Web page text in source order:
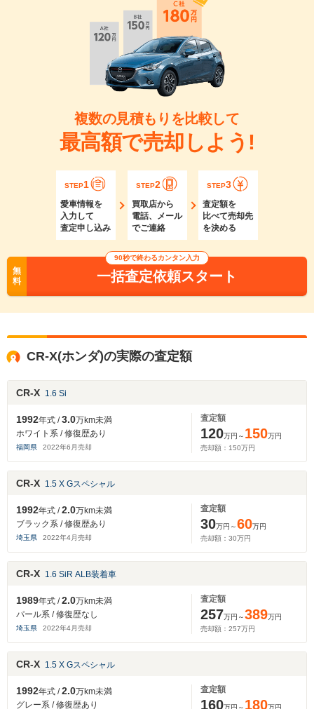
複数の見積もりを比較して
最高額で売却しよう!
STEP1
愛車情報を
入力して
査定申し込み
STEP2
買取店から
電話、メール
でご連絡
STEP3
査定額を
比べて売却先
を決める
無
料
90秒で終わるカンタン入力
一括査定依頼スタート
CR-X(ホンダ)の実際の査定額
CR-X 1.6 Si
1992年式 /3.0万km未満
ホワイト系 / 修復歴あり
福岡県 2022年6 月売却
査定額
120万円～ 150万円
売却額： 150万円
CR-X 1.5 X Gスペシャル
1992年式 /2.0万km未満
ブラック系 / 修復歴あり
埼玉県 2022年4月売却
査定額
30万円～60万円
売却額： 30万円
CR-X 1.6 SiR ALB装着車
1989年式 /2.0万km未満
パール系 / 修復歴なし
埼玉県 2022年4月売却
査定額
257万円～389万円
売却額： 257万円
CR-X 1.5 X Gスペシャル
1992年式 /2.0万km未満
グレー系 / 修復歴あり
査定額
160 180